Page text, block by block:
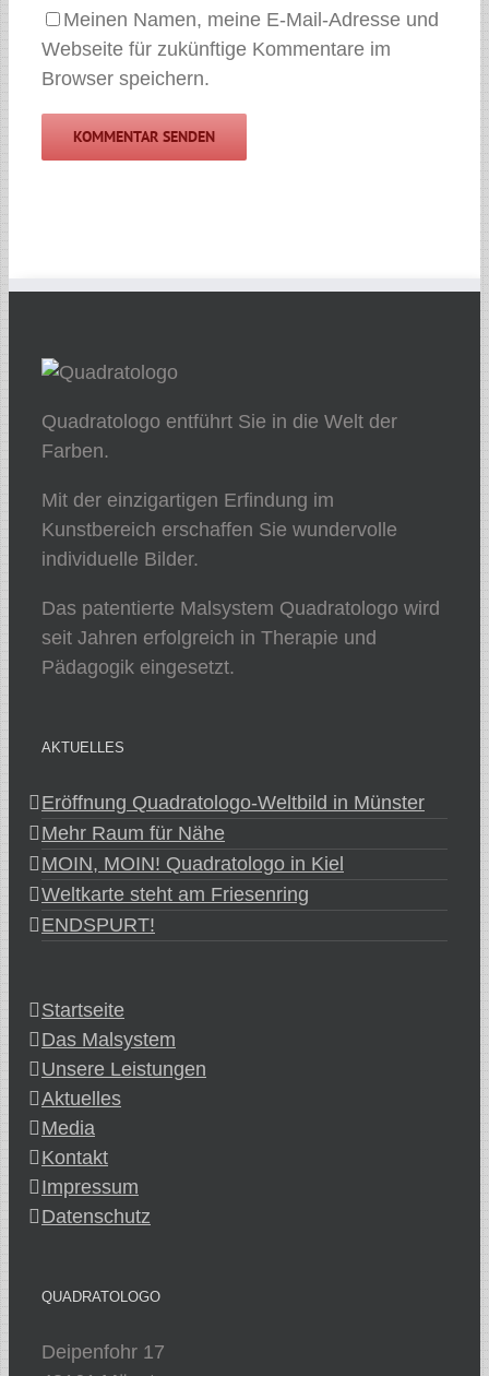
Meinen Namen, meine E-Mail-Adresse und
Webseite für zukünftige Kommentare im
Browser speichern.
Quadratologo entführt Sie in die Welt der
Farben.
Mit der einzigartigen Erfindung im
Kunstbereich erschaffen Sie wundervolle
individuelle Bilder.
Das patentierte Malsystem Quadratologo wird
seit Jahren erfolgreich in Therapie und
Pädagogik eingesetzt.
AKTUELLES
Eröffnung Quadratologo-Weltbild in Münster
Mehr Raum für Nähe
MOIN, MOIN! Quadratologo in Kiel
Weltkarte steht am Friesenring
ENDSPURT!
Startseite
Das Malsystem
Unsere Leistungen
Aktuelles
Media
Kontakt
Impressum
Datenschutz
QUADRATOLOGO
Deipenfohr 17